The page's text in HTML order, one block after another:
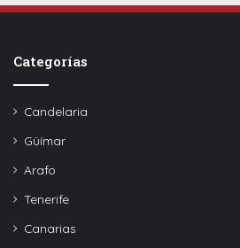
Categorías
Candelaria
Güímar
Arafo
Tenerife
Canarias